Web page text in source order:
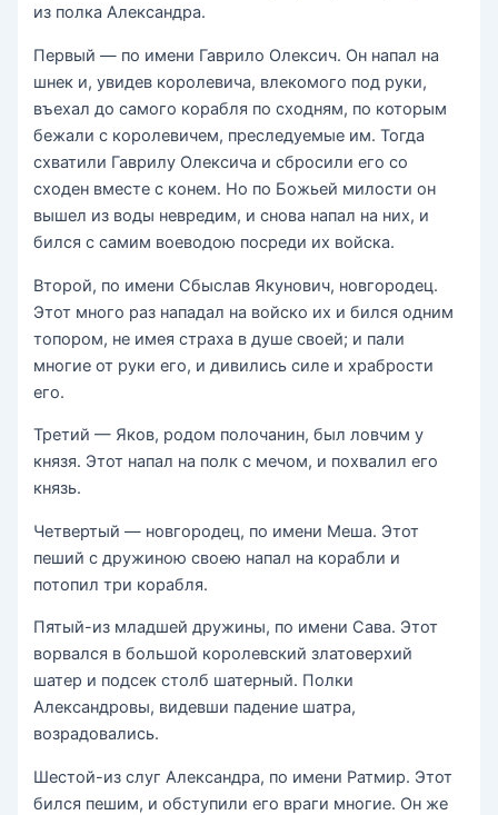
из полка Александра.
Первый — по имени Гаврило Олексич. Он напал на
шнек и, увидев королевича, влекомого под руки,
въехал до самого корабля по сходням, по которым
бежали с королевичем, преследуемые им. Тогда
схватили Гаврилу Олексича и сбросили его со
сходен вместе с конем. Но по Божьей милости он
вышел из воды невредим, и снова напал на них, и
бился с самим воеводою посреди их войска.
Второй, по имени Сбыслав Якунович, новгородец.
Этот много раз нападал на войско их и бился одним
топором, не имея страха в душе своей; и пали
многие от руки его, и дивились силе и храбрости
его.
Третий — Яков, родом полочанин, был ловчим у
князя. Этот напал на полк с мечом, и похвалил его
князь.
Четвертый — новгородец, по имени Меша. Этот
пеший с дружиною своею напал на корабли и
потопил три корабля.
Пятый-из младшей дружины, по имени Сава. Этот
ворвался в большой королевский златоверхий
шатер и подсек столб шатерный. Полки
Александровы, видевши падение шатра,
возрадовались.
Шестой-из слуг Александра, по имени Ратмир. Этот
бился пешим, и обступили его враги многие. Он же